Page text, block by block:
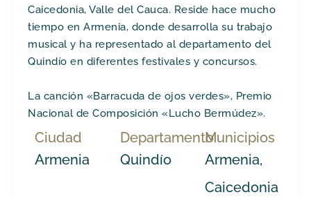
Caicedonia, Valle del Cauca. Reside hace mucho
tiempo en Armenia, donde desarrolla su trabajo
musical y ha representado al departamento del
Quindío en diferentes festivales y concursos.
La canción «Barracuda de ojos verdes», Premio
Nacional de Composición «Lucho Bermúdez».
Ciudad
Armenia
Departamento
Quindío
Municipios
Armenia,
Caicedonia